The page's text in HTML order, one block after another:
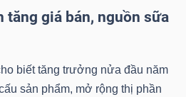
giá bán, nguồn sữa
biết tăng trưởng nửa đầu năm
sản phẩm, mở rộng thị phần